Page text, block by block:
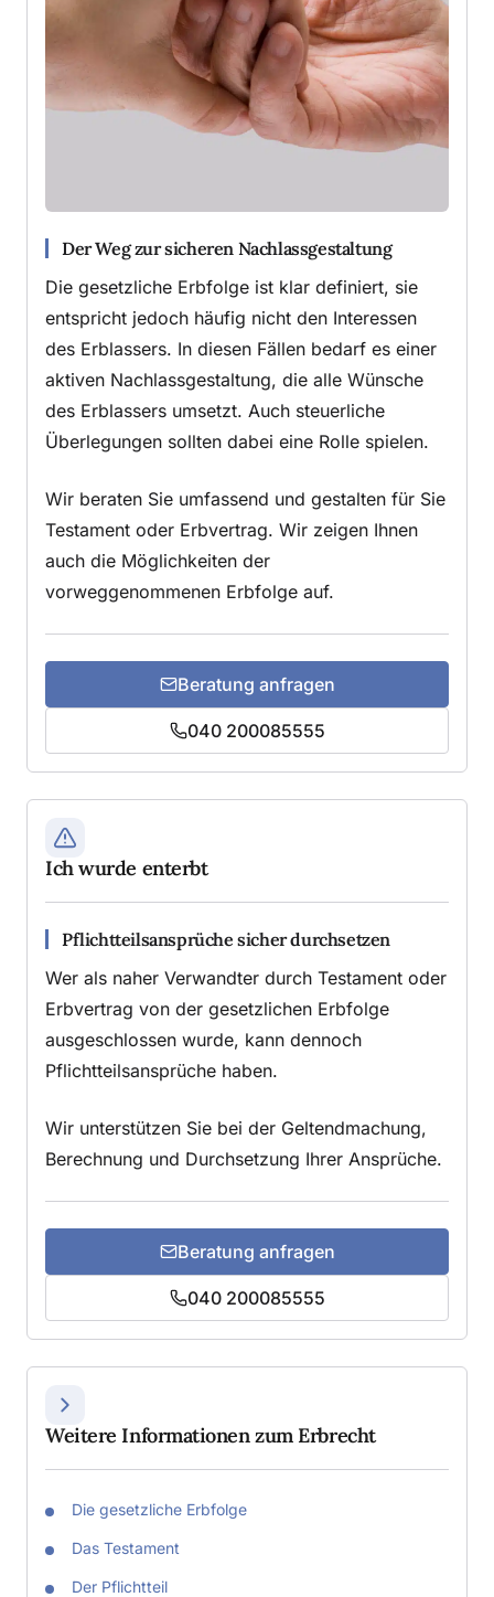
Der Weg zur sicheren Nachlassgestaltung
Die gesetzliche Erbfolge ist klar definiert, sie
entspricht jedoch häufig nicht den Interessen
des Erblassers. In diesen Fällen bedarf es einer
aktiven Nachlassgestaltung, die alle Wünsche
des Erblassers umsetzt. Auch steuerliche
Überlegungen sollten dabei eine Rolle spielen.
Wir beraten Sie umfassend und gestalten für Sie
Testament oder Erbvertrag. Wir zeigen Ihnen
auch die Möglichkeiten der
vorweggenommenen Erbfolge auf.
Beratung anfragen
040 200085555
Ich wurde enterbt
Pflichtteilsansprüche sicher durchsetzen
Wer als naher Verwandter durch Testament oder
Erbvertrag von der gesetzlichen Erbfolge
ausgeschlossen wurde, kann dennoch
Pflichtteilsansprüche haben.
Wir unterstützen Sie bei der Geltendmachung,
Berechnung und Durchsetzung Ihrer Ansprüche.
Beratung anfragen
040 200085555
Weitere Informationen zum Erbrecht
Die gesetzliche Erbfolge
Das Testament
Der Pflichtteil